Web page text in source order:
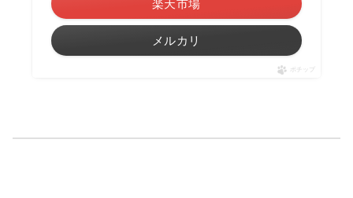
楽天市場
メルカリ
ポチップ